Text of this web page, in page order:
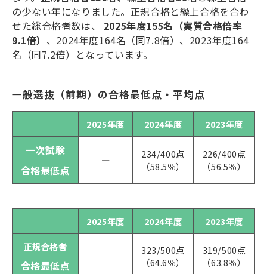
の少ない年になりました。正規合格と繰上合格を合わ
せた総合格者数は、 2025年度155名（実質合格倍率
9.1倍） 、 2024年度164名（同7.8倍）、 2023年度164
名（同7.2倍）となっています。
一般選抜（前期）の合格最低点・平均点
2025年度 2024年度 2023年度
一次試験
合格最低点
―
234/400点
（58.5％）
226/400点
（56.5％）
2025年度 2024年度
2023年度
正規合格者
合格最低点
―
323/500点
（64.6％）
319/500点
（63.8％）